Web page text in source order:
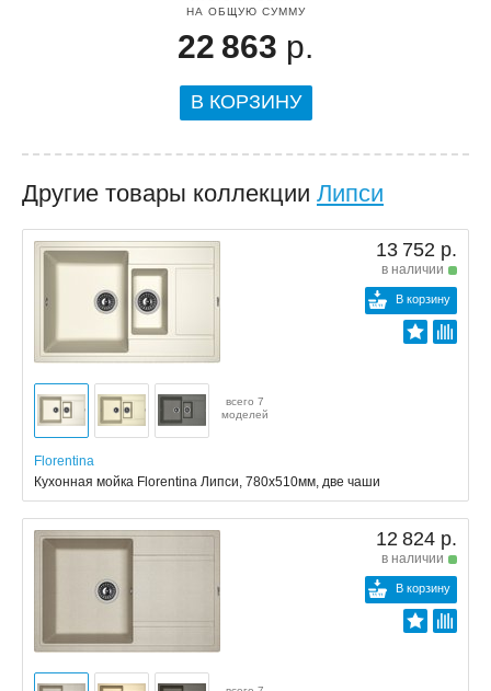
НА ОБЩУЮ СУММУ
22 863 р.
В КОРЗИНУ
Другие товары коллекции Липси
13 752 р.
в наличии
В корзину
всего 7
моделей
Florentina
Кухонная мойка Florentina Липси, 780x510мм, две чаши
12 824 р.
в наличии
В корзину